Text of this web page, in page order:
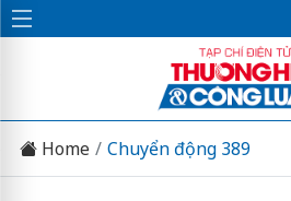
Home Chuyển động 389